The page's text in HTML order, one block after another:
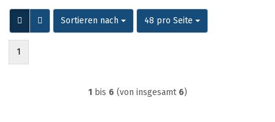
Sortieren nach
Sortieren nach 48 pro Seite
pro Seite
1
1bis 6 (von insgesamt 6)